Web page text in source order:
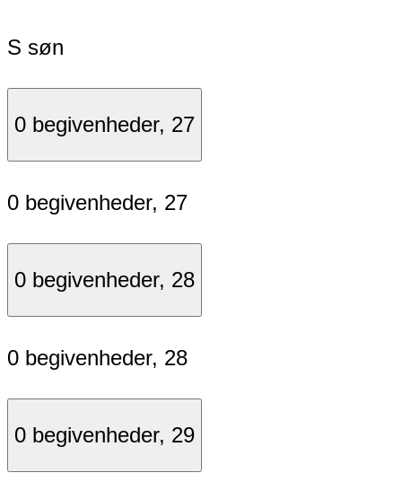
S søn
0 begivenheder, 27
0 begivenheder, 27
0 begivenheder, 28
0 begivenheder, 28
0 begivenheder, 29